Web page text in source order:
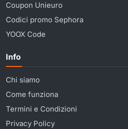
Coupon Unieuro
Codici promo Sephora
YOOX Code
Info
Chi siamo
Come funziona
Termini e Condizioni
Privacy Policy